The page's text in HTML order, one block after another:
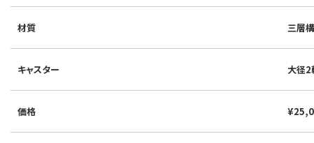
材質 三層
キャスター 大径2
価格